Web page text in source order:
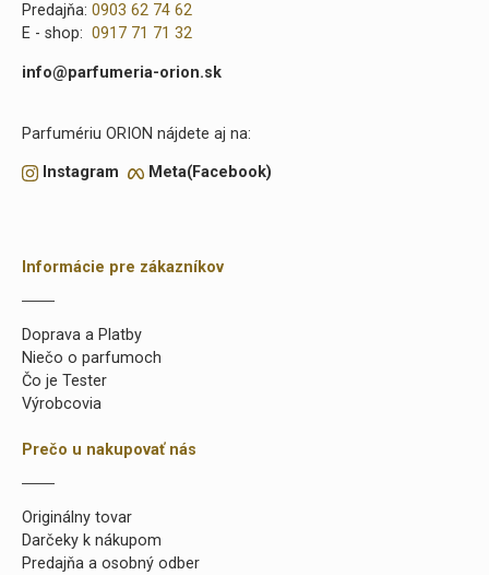
Predajňa: 0903 62 74 62
E - shop: 0917 71 71 32
info@parfumeria-orion.sk
Parfumériu ORION nájdete aj na:
Instagram Meta(Facebook)
Informácie pre zákazníkov
Doprava a Platby
Niečo o parfumoch
Čo je Tester
Výrobcovia
Prečo u nakupovať nás
Originálny tovar
Darčeky k nákupom
Predajňa a osobný odber